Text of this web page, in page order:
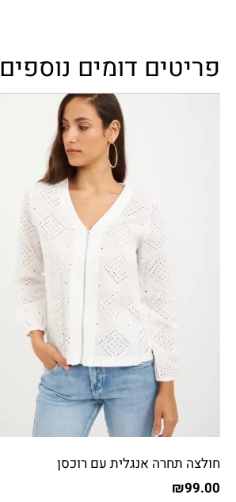
פריטים דומים נוספים
חולצה תחרה אנגלית עם רוכסן
₪99.00